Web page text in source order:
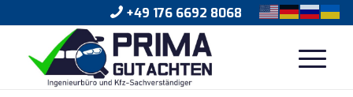
+49 176 6692 8068